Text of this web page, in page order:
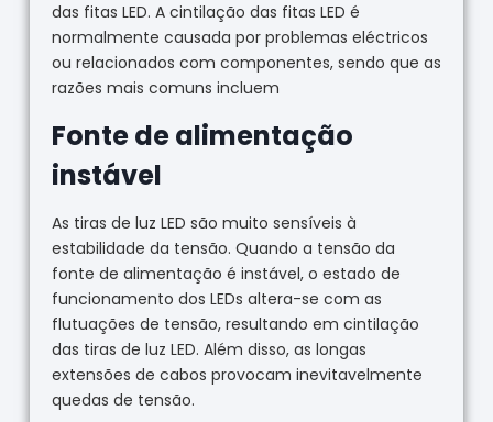
das fitas LED. A cintilação das fitas LED é
normalmente causada por problemas eléctricos
ou relacionados com componentes, sendo que as
razões mais comuns incluem
Fonte de alimentação
instável
As tiras de luz LED são muito sensíveis à
estabilidade da tensão. Quando a tensão da
fonte de alimentação é instável, o estado de
funcionamento dos LEDs altera-se com as
flutuações de tensão, resultando em cintilação
das tiras de luz LED. Além disso, as longas
extensões de cabos provocam inevitavelmente
quedas de tensão.